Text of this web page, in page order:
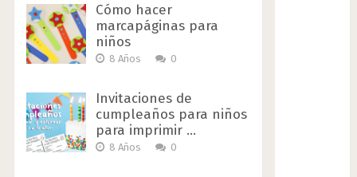
Cómo hacer
marcapáginas para
niños
8 Años 0
Invitaciones de
cumpleaños para niños
para imprimir …
8 Años 0